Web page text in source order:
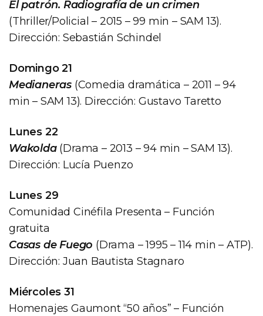
El patrón. Radiografía de un crimen
(Thriller/Policial – 2015 – 99 min – SAM 13).
Dirección: Sebastián Schindel
Domingo 21
Medianeras (Comedia dramática – 2011 – 94
min – SAM 13). Dirección: Gustavo Taretto
Lunes 22
Wakolda(Drama – 2013 – 94 min – SAM 13).
Dirección: Lucía Puenzo
Lunes 29
Comunidad Cinéfila Presenta – Función
gratuita
Casas de Fuego (Drama – 1995 – 114 min – ATP).
Dirección: Juan Bautista Stagnaro
Miércoles 31
Homenajes Gaumont “50 años” – Función